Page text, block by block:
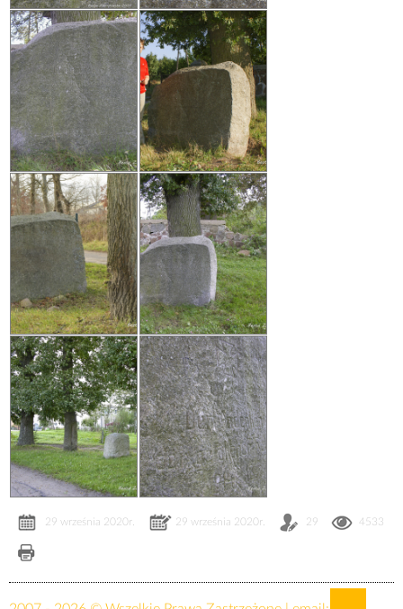
29 września 2020r. 29 września 2020r. 29 4533